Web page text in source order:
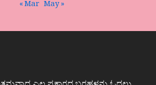
« Mar May »